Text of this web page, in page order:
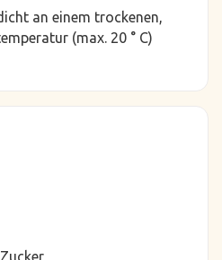
an einem trockenen,
(max. 20 ° C)